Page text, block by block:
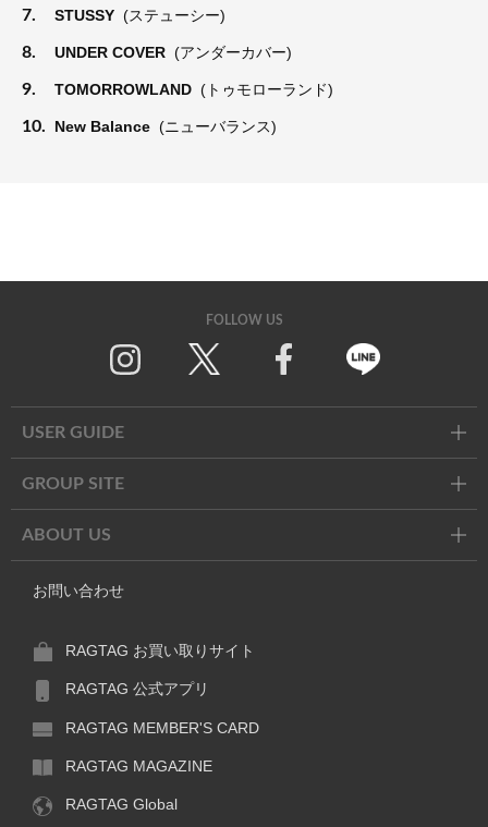
7. STUSSY (ステューシー)
8. UNDER COVER (アンダーカバー)
9. TOMORROWLAND (トゥモローランド)
10. New Balance (ニューバランス)
FOLLOW US
USER GUIDE
GROUP SITE
ABOUT US
お問い合わせ
RAGTAG お買い取りサイト
RAGTAG 公式アプリ
RAGTAG MEMBER'S CARD
RAGTAG MAGAZINE
RAGTAG Global